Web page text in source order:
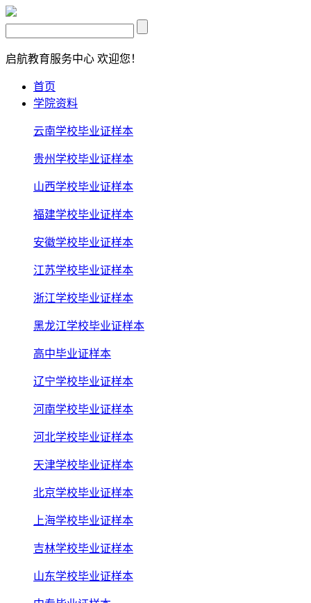
启航教育服务中心 欢迎您！
首页
学院资料
云南学校毕业证样本
贵州学校毕业证样本
山西学校毕业证样本
福建学校毕业证样本
安徽学校毕业证样本
江苏学校毕业证样本
浙江学校毕业证样本
黑龙江学校毕业证样本
高中毕业证样本
辽宁学校毕业证样本
河南学校毕业证样本
河北学校毕业证样本
天津学校毕业证样本
北京学校毕业证样本
上海学校毕业证样本
吉林学校毕业证样本
山东学校毕业证样本